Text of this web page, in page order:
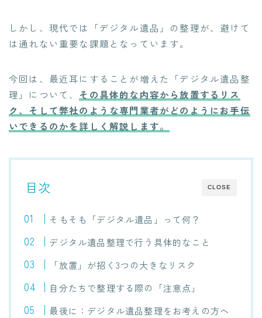
しかし、現代では「デジタル遺品」の整理が、避けて
は通れない重要な課題となっています。
今回は、最近耳にすることが増えた「デジタル遺品整
理」について、 その具体的な内容から放置するリス
ク、そして弊社のような専門業者がどのようにお手伝
いできるのかを詳しく解説します。
CLOSE
目次
そもそも「デジタル遺品」って何？
デジタル遺品整理で行う具体的なこと
「放置」が招く3つの大きなリスク
自分たちで整理する際の「注意点」
最後に：デジタル遺品整理をお考えの方へ